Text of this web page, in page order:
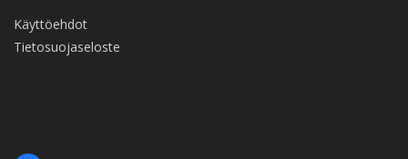
Käyttöehdot
Tietosuojaseloste